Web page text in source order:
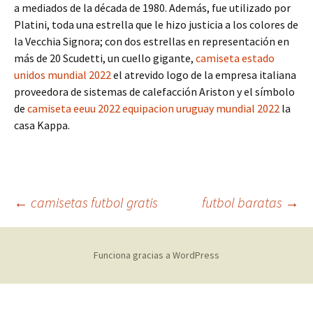
a mediados de la década de 1980. Además, fue utilizado por
Platini, toda una estrella que le hizo justicia a los colores de
la Vecchia Signora; con dos estrellas en representación en
más de 20 Scudetti, un cuello gigante, camiseta estado
unidos mundial 2022el atrevido logo de la empresa italiana
proveedora de sistemas de calefacción Ariston y el símbolo
de camiseta eeuu 2022equipacion uruguay mundial 2022 la
casa Kappa.
Navegación
← camisetas futbol gratis futbol baratas →
Funciona gracias a WordPress